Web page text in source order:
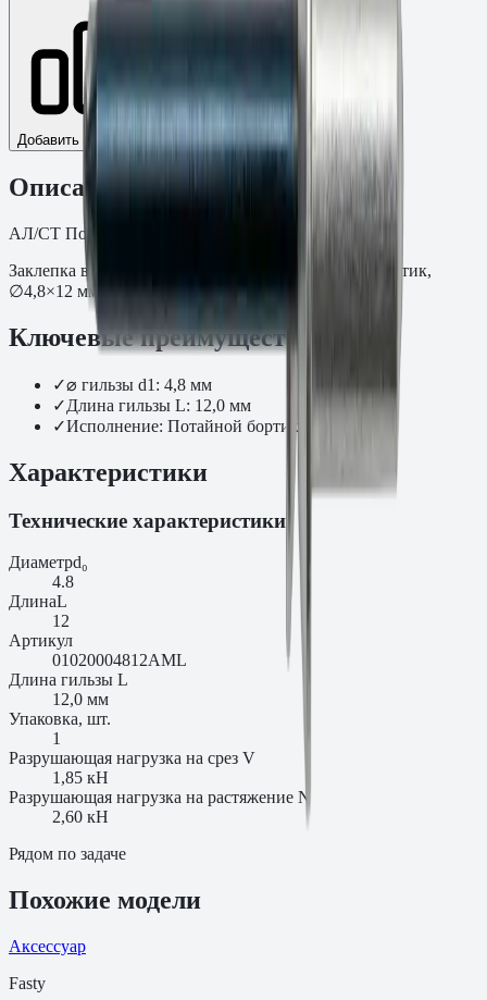
Добавить к сравнению
Описание
АЛ/СТ Потайной бортик 120°. Размер: 4,8×12.
Заклепка вытяжная Алюминий/Сталь, потайной бортик,
∅4,8×12 мм.
Ключевые преимущества
✓⌀ гильзы d1: 4,8 мм
✓Длина гильзы L: 12,0 мм
✓Исполнение: Потайной бортик
Характеристики
Технические характеристики
Диаметрd₀
4.8
ДлинаL
12
Артикул
01020004812AML
Длина гильзы L
12,0 мм
Упаковка, шт.
1
Разрушающая нагрузка на срез V
1,85 кН
Разрушающая нагрузка на растяжение N
2,60 кН
Рядом по задаче
Похожие модели
Аксессуар
Fasty